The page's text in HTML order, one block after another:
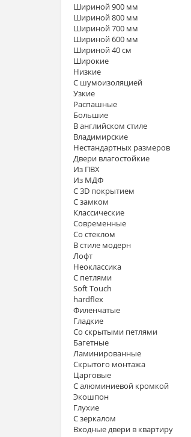
Шириной 900 мм
Шириной 800 мм
Шириной 700 мм
Шириной 600 мм
Шириной 40 см
Широкие
Низкие
С шумоизоляцией
Узкие
Распашные
Большие
В английском стиле
Владимирские
Нестандартных размеров
Двери влагостойкие
Из ПВХ
Из МДФ
С 3D покрытием
С замком
Классические
Современные
Со стеклом
В стиле модерн
Лофт
Неоклассика
С петлями
Soft Touch
hardflex
Филенчатые
Гладкие
Со скрытыми петлями
Багетные
Ламинированные
Скрытого монтажа
Царговые
С алюминиевой кромкой
Экошпон
Глухие
С зеркалом
Входные двери в квартиру